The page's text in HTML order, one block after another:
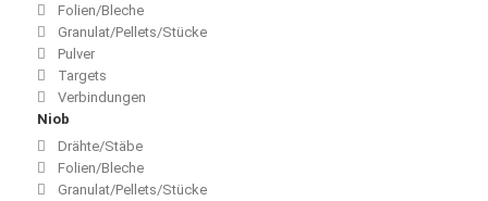
Folien/Bleche
Granulat/Pellets/Stücke
Pulver
Targets
Verbindungen
Niob
Drähte/Stäbe
Folien/Bleche
Granulat/Pellets/Stücke